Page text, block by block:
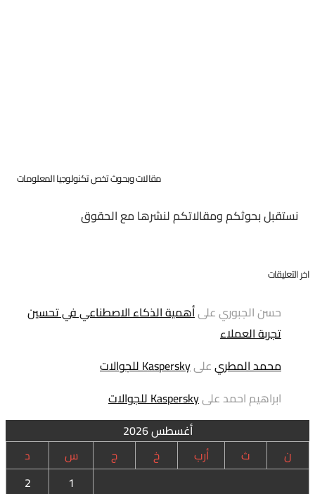
مقالات وبحوث تخص تكنولوجيا المعلومات
نستقبل بحوثكم ومقالاتكم لنشرها مع الحقوق
اخر التعليقات
حسن الجبوريعلىأهمية الذكاء الاصطناعي في تحسين
تجربة العملاء
محمد المطريعلىKaspersky للجوالات
ابراهيم احمدعلىKaspersky للجوالات
أغسطس 2026
ن
ث أرب خ ج س
د
1
2